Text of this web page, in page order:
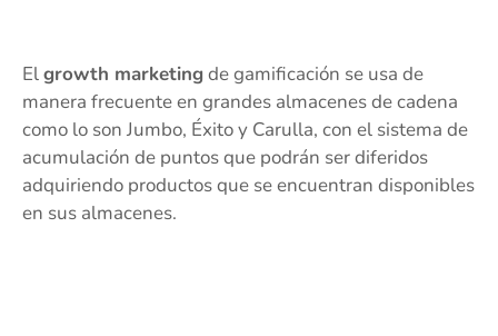
Elgrowth marketingde gamificación se usa de
manera frecuente en grandes almacenes de cadena
como lo son Jumbo, Éxito y Carulla, con el sistema de
acumulación de puntos que podrán ser diferidos
adquiriendo productos que se encuentran disponibles
en sus almacenes.